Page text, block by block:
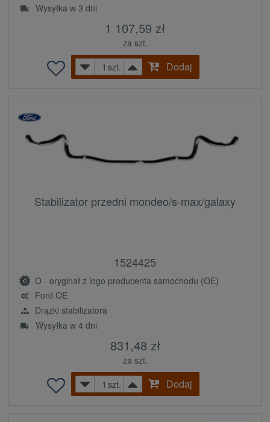
Wysyłka w 3 dni
1 107,59 zł
za szt.
szt.
Dodaj
Stabilizator przedni mondeo/s-max/galaxy
1524425
O - oryginał z logo producenta samochodu (OE)
Ford OE
Drążki stabilizatora
Wysyłka w 4 dni
831,48 zł
za szt.
szt.
Dodaj